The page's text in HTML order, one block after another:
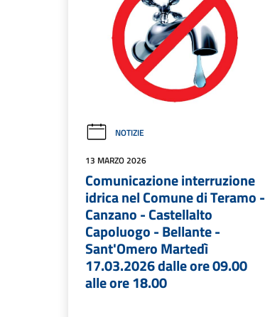
NOTIZIE
13 MARZO 2026
Comunicazione interruzione
idrica nel Comune di Teramo -
Canzano - Castellalto
Capoluogo - Bellante -
Sant'Omero Martedì
17.03.2026 dalle ore 09.00
alle ore 18.00